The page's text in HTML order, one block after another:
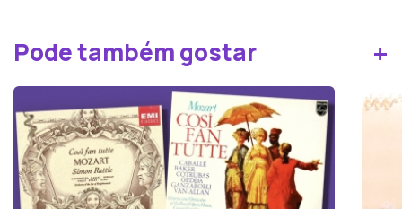
Pode também gostar +